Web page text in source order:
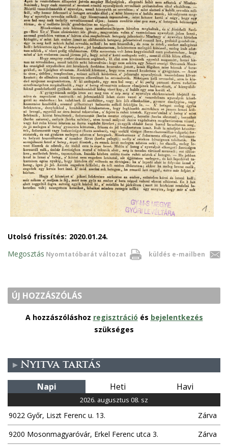
Utolsó frissítés: 2020.01.24.
Nyomtatóbarát változat küldés e-mailben
Megosztás
ÚJ HOZZÁSZÓLÁS
A hozzászóláshoz regisztráció és bejelentkezés
szükséges
Nyitva tartás
Napi Heti Havi
2026. augusztus 08. sz
9022 Győr, Liszt Ferenc u. 13.
Zárva
9200 Mosonmagyaróvár, Erkel Ferenc utca 3.
Zárva